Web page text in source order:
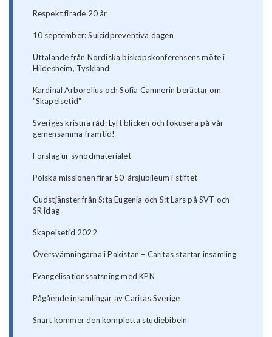
Respekt firade 20 år
10 september: Suicidpreventiva dagen
Uttalande från Nordiska biskopskonferensens möte i
Hildesheim, Tyskland
Kardinal Arborelius och Sofia Camnerin berättar om
"Skapelsetid"
Sveriges kristna råd: Lyft blicken och fokusera på vår
gemensamma framtid!
Förslag ur synodmaterialet
Polska missionen firar 50-årsjubileum i stiftet
Gudstjänster från S:ta Eugenia och S:t Lars på SVT och
SR idag
Skapelsetid 2022
Översvämningarna i Pakistan – Caritas startar insamling
Evangelisationssatsning med KPN
Pågående insamlingar av Caritas Sverige
Snart kommer den kompletta studiebibeln